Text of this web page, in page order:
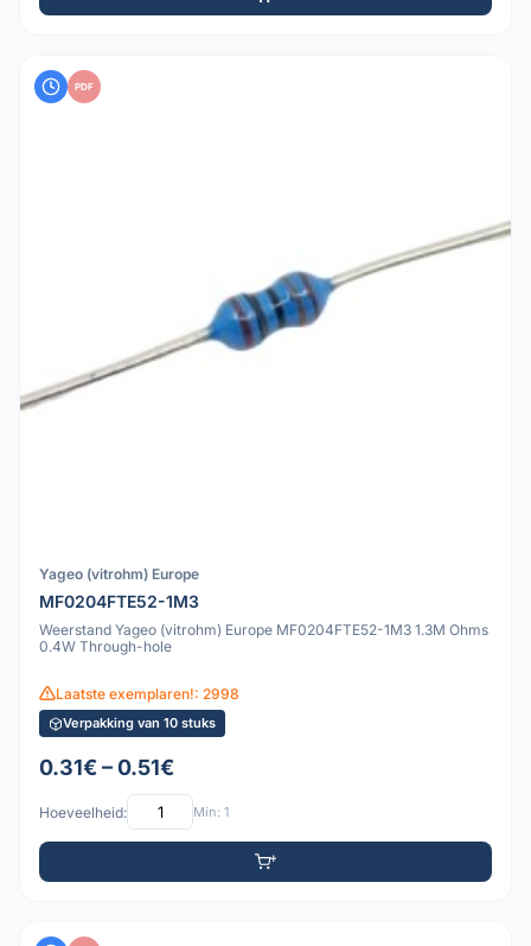
PDF
Yageo (vitrohm) Europe
MF0204FTE52-1M3
Weerstand Yageo (vitrohm) Europe MF0204FTE52-1M3 1.3M Ohms
0.4W Through-hole
Laatste exemplaren!: 2998
Verpakking van 10 stuks
0.31€ – 0.51€
Hoeveelheid: Min: 1